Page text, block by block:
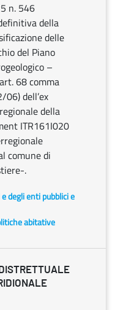
n. 546
della
delle
del Piano
–
68 comma
dell’ex
della
ITR161I020
comune di
.
degli enti pubblici e
abitative